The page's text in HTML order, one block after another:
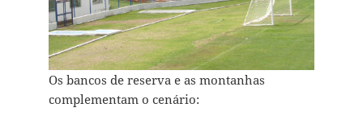
Os bancos de reserva e as montanhas
complementam o cenário: